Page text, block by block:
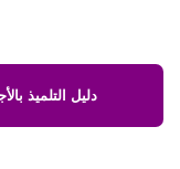
دليل التلميذ